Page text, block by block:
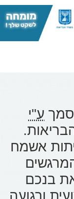
ע"י
אשמח
בנכם
ורגועה